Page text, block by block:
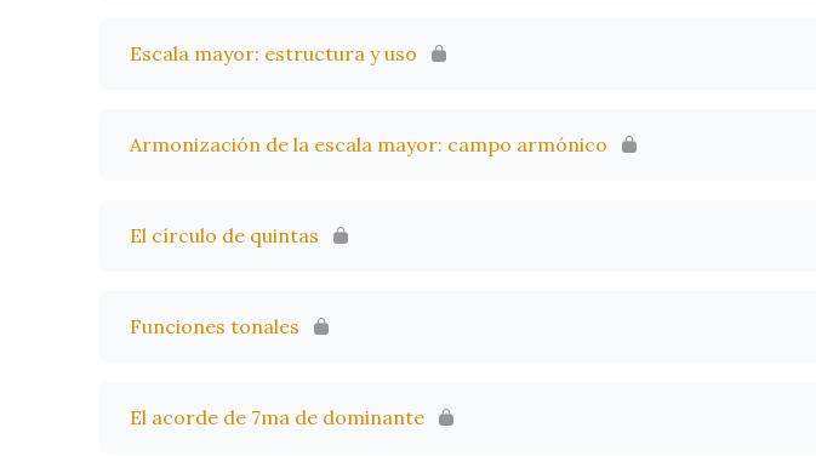
Escala mayor: estructura y uso
Armonización de la escala mayor: campo armónico
El círculo de quintas
Funciones tonales
El acorde de 7ma de dominante